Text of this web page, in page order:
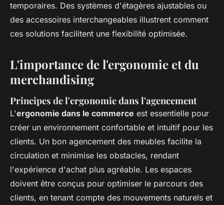
temporaires. Des systèmes d'étagères ajustables ou
des accessoires interchangeables illustrent comment
ces solutions facilitent une flexibilité optimisée.
L'importance de l'ergonomie et du
merchandising
Principes de l'ergonomie dans l'agencement
L'ergonomie dans le commerce est essentielle pour
créer un environnement confortable et intuitif pour les
clients. Un bon agencement des meubles facilite la
circulation et minimise les obstacles, rendant
l'expérience d'achat plus agréable. Les espaces
doivent être conçus pour optimiser le parcours des
clients, en tenant compte des mouvements naturels et